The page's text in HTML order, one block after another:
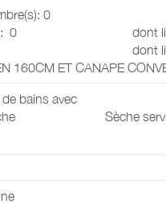
0
0
dont
dont
160CM ET CANAPE
de bains avec
Sèche